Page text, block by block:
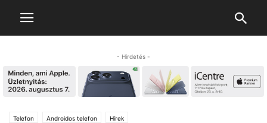
- Hirdetés -
Telefon Androidos telefon Hírek